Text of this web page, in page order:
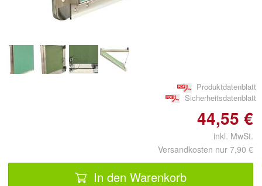
Produktdatenblatt
Sicherheitsdatenblatt
44,55 €
inkl. MwSt.
Versandkosten nur 7,90 €
In den Warenkorb